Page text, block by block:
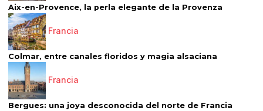
Aix-en-Provence, la perla elegante de la Provenza
Francia
Colmar, entre canales floridos y magia alsaciana
Francia
Bergues: una joya desconocida del norte de Francia